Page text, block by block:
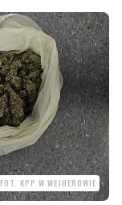
FOT. KPP W WEJHEROWIE